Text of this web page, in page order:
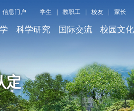
信息门户 学生 教职工 校友 家长
科学研究 国际交流 校园文化
定